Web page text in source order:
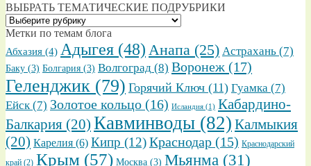
ВЫБРАТЬ ТЕМАТИЧЕСКИЕ ПОДРУБРИКИ
ВЫБРАТЬ
ТЕМАТИЧЕСКИЕ
ПОДРУБРИКИ
Метки по темам блога
Абхазия (4) Адыгея (48) Анапа (25) Астрахань (7)
Баку (3) Болгария (3) Волгоград (8) Воронеж (17)
Геленджик (79) Горячий Ключ (11) Гуамка (7)
Ейск (7) Золотое кольцо (16) Исландия (1) Кабардино-
Балкария (20) Кавминводы (82) Калмыкия
(20) Карелия (6) Кипр (12)Краснодар (15) Краснодарский
край (2) Крым (57) Москва (3) Мьянма (31)